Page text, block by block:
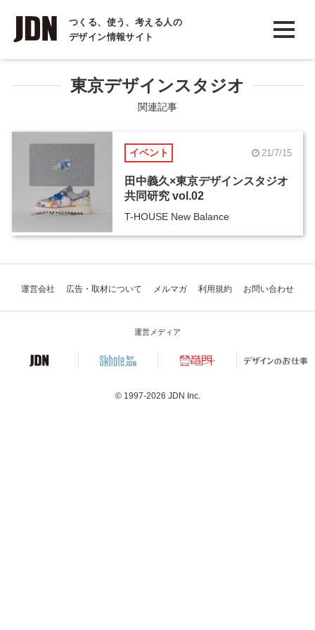
つくる、使う、考える人の
デザイン情報サイト
INTERVIEW
インタビュー
REPORT
COLUMN
東京デザインスタジオ
関連記事
イベント 21/7/15
田中義久×東京デザインスタジオ
共同研究 vol.02
T-HOUSE New Balance
運営会社 広告・取材について メルマガ 利用規約 お問い合わせ
運営メディア
© 1997-2026 JDN Inc.